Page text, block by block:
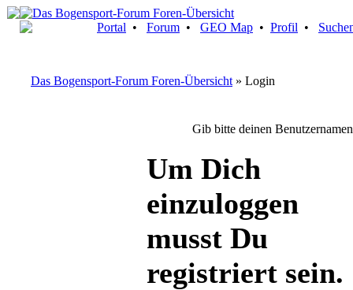
Portal • Forum • GEO Map • Profil •
Das Bogensport-Forum Foren-Übersicht » Login
Gib bitte deinen
Um Dich
einzuloggen
musst Du
registriert sein.